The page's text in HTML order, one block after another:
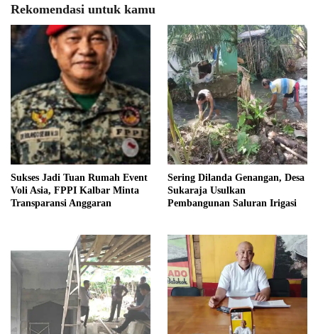
Rekomendasi untuk kamu
Sukses Jadi Tuan Rumah Event
Voli Asia, FPPI Kalbar Minta
Transparansi Anggaran
Sering Dilanda Genangan, Desa
Sukaraja Usulkan
Pembangunan Saluran Irigasi